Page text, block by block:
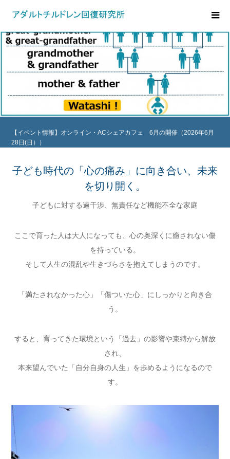
28日(日））
26日(日））
子ども時代の「心の痛み」に向き合い、未来
を切り開く。
子どもに対する過干渉、無責任など機能不全な家庭
ここで育った人は大人になっても、心の奥深くに癒されない傷
を持っている。
そして人生の混乱や生きづらさを抱えてしまうのです。
「満たされなかった心」「傷ついた心」にしっかりと向き合
う。
すると、育ってきた環境という「過去」の影響や束縛から解放
され、
本来望んでいた「自分自身の人生」を歩めるようになるので
す。